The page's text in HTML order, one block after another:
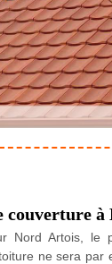
à
Nord Artois, le
ne sera par